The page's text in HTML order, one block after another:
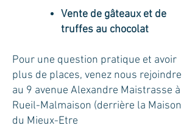
Vente de gâteaux et de
truffes au chocolat
Pour une question pratique et avoir
plus de places, venez nous rejoindre
au 9 avenue Alexandre Maistrasse à
Rueil-Malmaison (derrière la Maison
du Mieux-Etre